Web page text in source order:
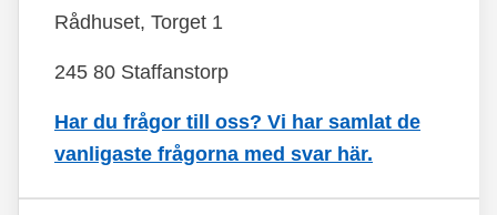
Rådhuset, Torget 1
245 80 Staffanstorp
Har du frågor till oss? Vi har samlat de
vanligaste frågorna med svar här.